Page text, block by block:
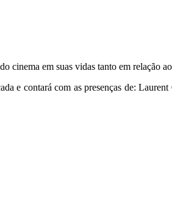
em suas vidas tanto em relação
e contará com as presenças de: